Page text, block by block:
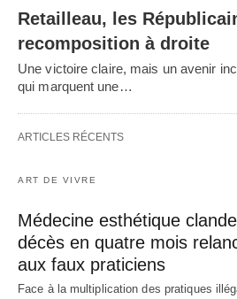
Retailleau, les
recomposition à droite
Une victoire claire, mais un avenir
qui marquent une…
ARTICLES RÉCENTS
ART DE VIVRE
Médecine esthétique
décès en quatre mois
aux faux praticiens
Face à la multiplication des pratiques